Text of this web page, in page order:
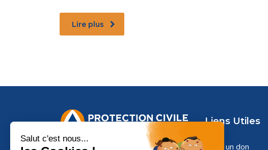
Lire plus
Liens Utiles
Faire un don